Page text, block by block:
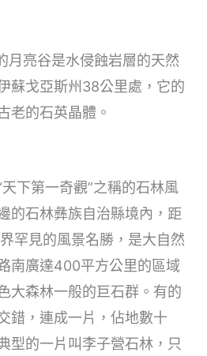
月亮谷是水侵蝕岩層的天然
蘇戈亞斯州38公里處，它的
老的石英晶體。
下第一奇觀”之稱的石林風
的石林彝族自治縣境內，距
罕見的風景名勝，是大自然
南廣達400平方公里的區域
大森林一般的巨石群。有的
錯，連成一片，佔地數十
型的一片叫李子營石林，只